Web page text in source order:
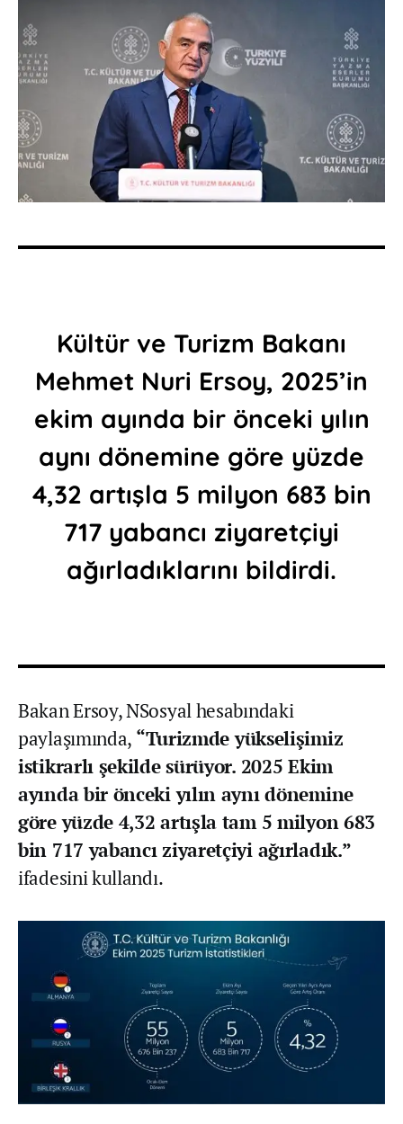
Kültür ve Turizm Bakanı
Mehmet Nuri Ersoy, 2025’in
ekim ayında bir önceki yılın
aynı dönemine göre yüzde
4,32 artışla 5 milyon 683 bin
717 yabancı ziyaretçiyi
ağırladıklarını bildirdi.
Bakan Ersoy, NSosyal hesabındaki
paylaşımında, “Turizmde yükselişimiz
istikrarlı şekilde sürüyor. 2025 Ekim
ayında bir önceki yılın aynı dönemine
göre yüzde 4,32 artışla tam 5 milyon 683
bin 717 yabancı ziyaretçiyi ağırladık.”
ifadesini kullandı.